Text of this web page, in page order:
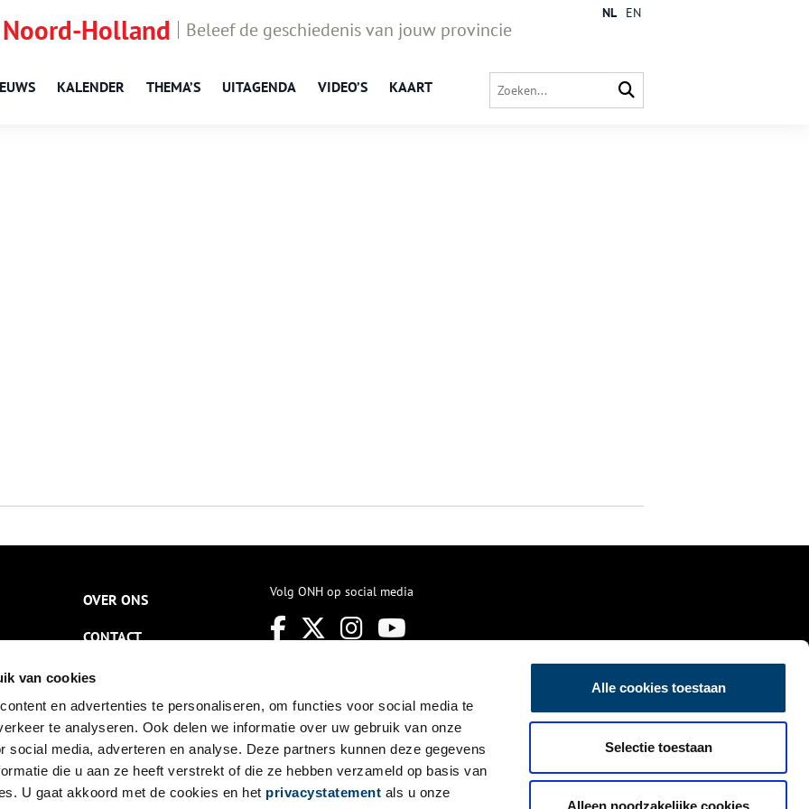
van cookies
en advertenties te personaliseren, om functies voor social media te
te analyseren. Ook delen we informatie over uw gebruik van onze
social media, adverteren en analyse. Deze partners kunnen deze gegevens
die u aan ze heeft verstrekt of die ze hebben verzameld op basis van
U gaat akkoord met de cookies en het privacystatement als u onze
Alle cookies toestaan
Selectie toestaan
Alleen noodzakelijke cookies
Holland Beleef de geschiedenis van jouw provincie
KALENDER THEMA’S UITAGENDA VIDEO’S KAART
NL EN
OVER ONS
CONTACT
NIEUWSBRIEF
DISCLAIMER
PRIVACY
TOEGANKELIJKHEID
Volg ONH op social media